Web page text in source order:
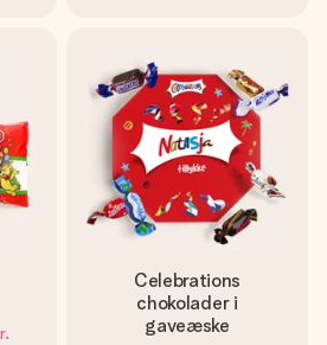
Celebrations
chokolader i
gaveæske